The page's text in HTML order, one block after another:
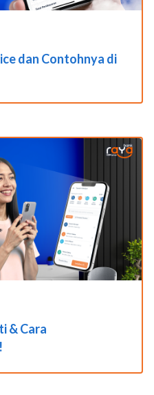
dan Contohnya di
& Cara